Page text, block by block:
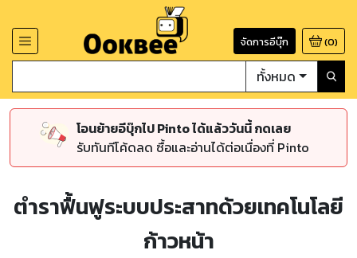
จัดการอีบุ๊ก (0)
ทั้งหมด
โอนย้ายอีบุ๊กไป Pinto ได้แล้ววันนี้ กดเลย
รับทันทีโค้ดลด ซื้อและอ่านได้ต่อเนื่องที่ Pinto
ตำราฟื้นฟูระบบประสาทด้วยเทคโนโลยี
ก้าวหน้า